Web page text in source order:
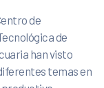
de
de
han visto
temas en